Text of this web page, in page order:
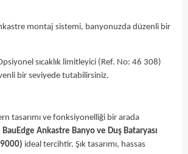
montaj sistemi, banyonuzda düzenli bir
sıcaklık limitleyici (Ref. No: 46 308)
bir seviyede tutabilirsiniz.
tasarımı ve fonksiyonelliği bir arada
Ankastre Banyo ve Duş Bataryası
ideal tercihtir. Şık tasarımı, hassas